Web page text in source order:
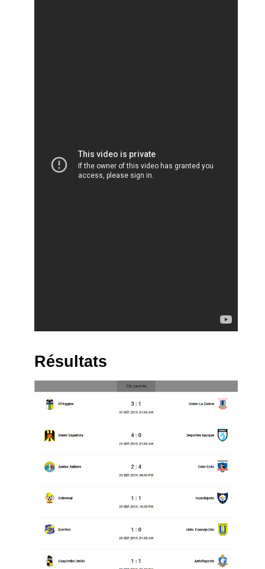
Résultats